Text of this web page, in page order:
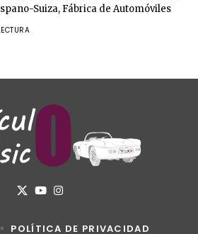
Suiza, Fábrica de Automóviles
POLÍTICA DE PRIVACIDAD